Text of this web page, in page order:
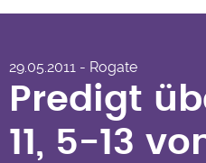
5-13 von
Schmidt
29.05.2011 - Rogate
Predigt
11, 5-13